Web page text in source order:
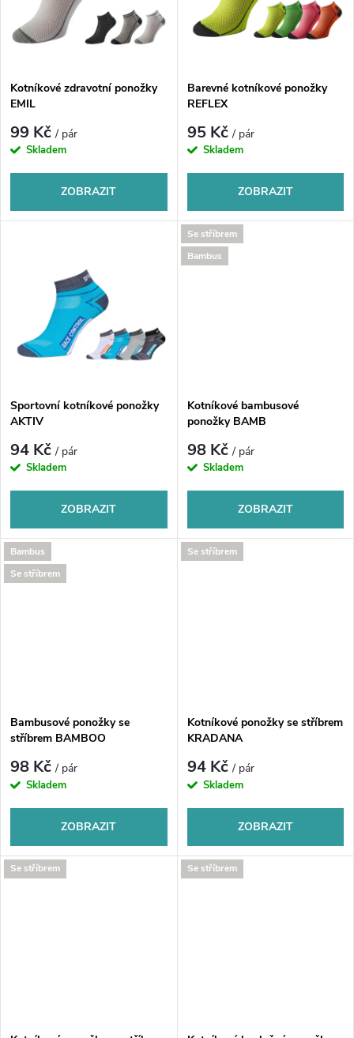
n
p
r
o
d
t
i
s
p
r
t
ů
Kotníkové zdravotní ponožky
EMIL
99 Kč/ pár
Skladem
ZOBRAZIT
Barevné kotníkové ponožky
REFLEX
95 Kč/ pár
Skladem
ZOBRAZIT
Sportovní kotníkové ponožky
AKTIV
94 Kč/ pár
Skladem
ZOBRAZIT
Se stříbrem
Bambus
Kotníkové bambusové
ponožky BAMB
98 Kč/ pár
Skladem
ZOBRAZIT
Bambus
Se stříbrem
Bambusové ponožky se
stříbrem BAMBOO
98 Kč/ pár
Skladem
ZOBRAZIT
Se stříbrem
Kotníkové ponožky se stříbrem
KRADANA
94 Kč/ pár
Skladem
ZOBRAZIT
Se stříbrem Se stříbrem